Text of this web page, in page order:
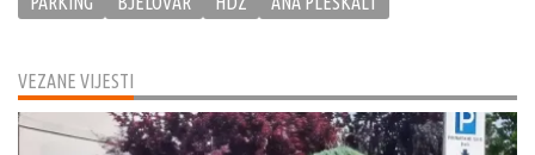
VEZANE VIJESTI